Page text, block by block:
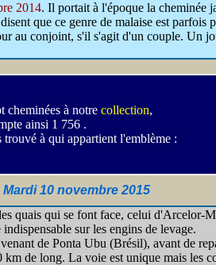
2014. Il portait à l'époque la cheminée
que ce genre de malaise est parfois
au conjoint, s'il s'agit d'un couple. Un
cheminées à notre collection,
ainsi 1 756 .
trouvé à qui appartient l'emblème :
Mardi 10 novembre 2015
quais qui se font face, celui d'Arcelor-
sur les engins de levage.
de Ponta Ubu (Brésil), avant de
de long. La voie est unique mais les